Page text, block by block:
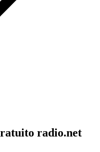
radio.net